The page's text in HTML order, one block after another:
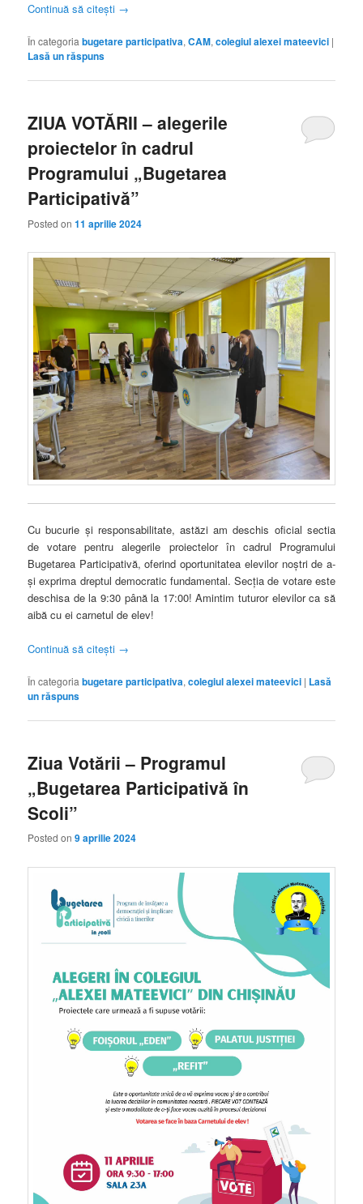
Continuă să citești →
În categoria bugetare participativa,CAM,colegiul alexei mateevici |
Lasă un răspuns
ZIUA VOTĂRII – alegerile
proiectelor în cadrul
Programului „Bugetarea
Participativă”
Posted on11 aprilie 2024
Cu bucurie și responsabilitate, astăzi am deschis oficial sectia
de votare pentru alegerile proiectelor în cadrul Programului
Bugetarea Participativă, oferind oportunitatea elevilor noștri de a-
și exprima dreptul democratic fundamental. Secția de votare este
deschisa de la 9:30 până la 17:00! Amintim tuturor elevilor ca să
aibă cu ei carnetul de elev!
Continuă să citești →
În categoria bugetare participativa,colegiul alexei mateevici | Lasă
un răspuns
Ziua Votării – Programul
„Bugetarea Participativă în
Scoli”
Posted on9 aprilie 2024